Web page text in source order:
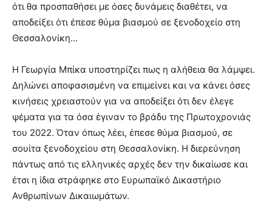
ότι θα προσπαθήσει με όσες δυνάμεις διαθέτει, να
αποδείξει ότι έπεσε θύμα βιασμού σε ξενοδοχείο στη
Θεσσαλονίκη…
Η Γεωργία Μπίκα υποστηρίζει πως η αλήθεια θα λάμψει.
Δηλώνει αποφασισμένη να επιμείνει και να κάνει όσες
κινήσεις χρειαστούν για να αποδείξει ότι δεν έλεγε
ψέματα για τα όσα έγιναν το βράδυ της Πρωτοχρονιάς
του 2022. Όταν όπως λέει, έπεσε θύμα βιασμού, σε
σουίτα ξενοδοχείου στη Θεσσαλονίκη. Η διερεύνηση
πάντως από τις ελληνικές αρχές δεν την δικαίωσε και
έτσι η ίδια στράφηκε στο Ευρωπαϊκό Δικαστήριο
Ανθρωπίνων Δικαιωμάτων.